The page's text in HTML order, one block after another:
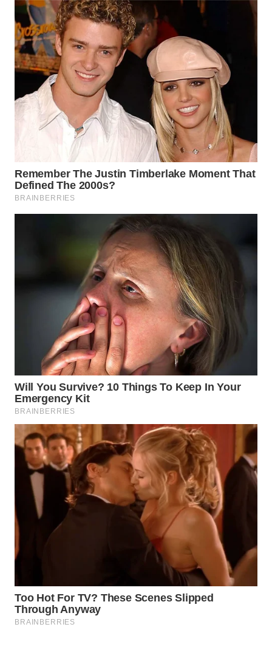
WAHANA
ADVOKAT
WAHANA
INFRASTRUKTUR
WAHANA
KONSUMEN
WAHANA
TRAVEL
ID
WAHANANEWS
CO ID
WAHANANEWS
WAHANA
SPORT
WAHANA
UMKM
WAHANA
SELEB
WAHANA
OTOMOTIF